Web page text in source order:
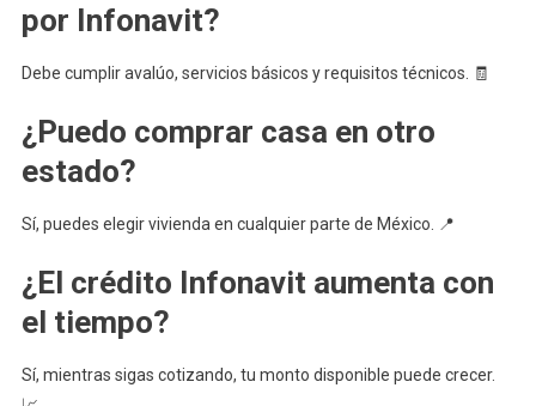
por Infonavit?
Debe cumplir avalúo, servicios básicos y requisitos técnicos. 🧾
¿Puedo comprar casa en otro
estado?
Sí, puedes elegir vivienda en cualquier parte de México. 📍
¿El crédito Infonavit aumenta con
el tiempo?
Sí, mientras sigas cotizando, tu monto disponible puede crecer.